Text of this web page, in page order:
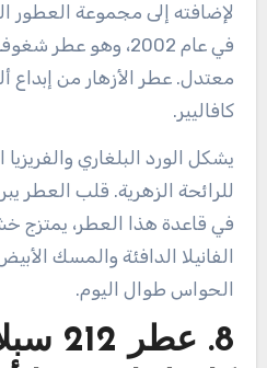
في عام 2002، وهو
معتدل. عطر الأزهار من إبداع
كافاليير.
يشكل الورد البلغاري
للرائحة الزهرية. قلب العطر
في قاعدة هذا العطر، يمتزج
الفانيلا الدافئة والمسك
الحواس طوال اليوم.
8.